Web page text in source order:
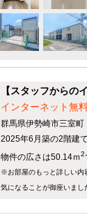
【スタッフからの
インターネット無
群馬県伊勢崎市三室
2025年6月築の2階建
物件の広さは50.14ｍ2
※お部屋のもっと詳しい内
気になることが御座いまし